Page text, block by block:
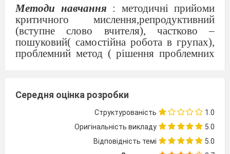
Методи навчання : методичні прийоми
критичного мислення,репродуктивний
(вступне слово вчителя), частково –
пошуковий( самостійна робота в групах),
проблемний метод ( рішення проблемних
Виклик, або вступна частина уроку.
Середня оцінка розробки
Структурованість
1.0
Оригінальність викладу
5.0
Відповідність темі
5.0